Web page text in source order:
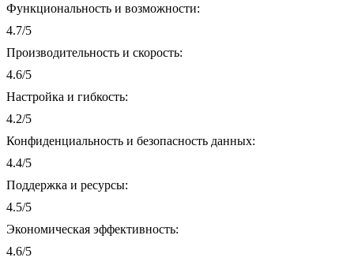
Функциональность и возможности:
4.7/5
Производительность и скорость:
4.6/5
Настройка и гибкость:
4.2/5
Конфиденциальность и безопасность данных:
4.4/5
Поддержка и ресурсы:
4.5/5
Экономическая эффективность:
4.6/5